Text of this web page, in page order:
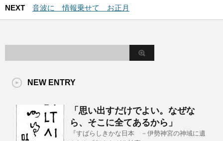
NEXT
音波に 情報乗せて お正月
NEW ENTRY
「思い出すだけでよい。なぜな
ら、そこに全てあるから」
『すばらしきかな日本 －伊勢神宮の神域に遺